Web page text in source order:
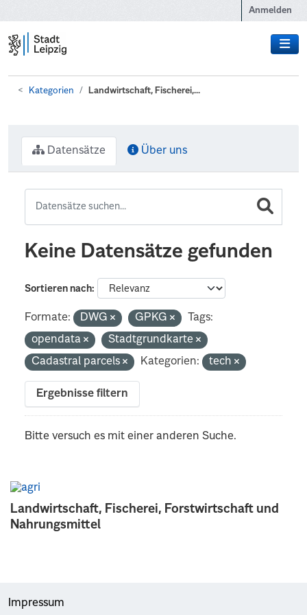
Anmelden
Kategorien Landwirtschaft, Fischerei,...
Landwirtschaft, Fischerei, Forstwirtschaft und
Nahrungsmittel
Datensätze Über uns
Keine Datensätze gefunden
Sortieren nach
Formate: DWG GPKG
Tags:
opendata
Stadtgrundkarte
Cadastral parcels
Kategorien: tech
Ergebnisse filtern
Bitte versuch es mit einer anderen Suche.
Impressum